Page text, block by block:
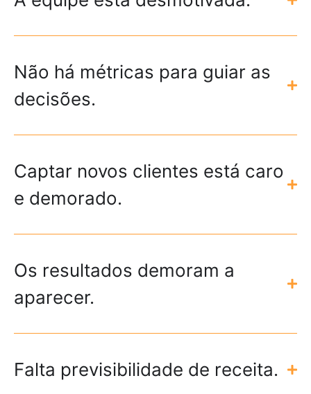
Não há métricas para guiar as
decisões.
Captar novos clientes está caro
e demorado.
Os resultados demoram a
aparecer.
Falta previsibilidade de receita.